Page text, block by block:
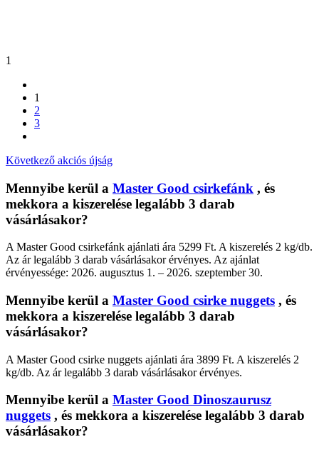
1
1
2
3
Következő akciós újság
Mennyibe kerül a Master Good csirkefánk , és
mekkora a kiszerelése legalább 3 darab
vásárlásakor?
A Master Good csirkefánk ajánlati ára 5299 Ft. A kiszerelés 2 kg/db.
Az ár legalább 3 darab vásárlásakor érvényes. Az ajánlat
érvényessége: 2026. augusztus 1. – 2026. szeptember 30.
Mennyibe kerül a Master Good csirke nuggets , és
mekkora a kiszerelése legalább 3 darab
vásárlásakor?
A Master Good csirke nuggets ajánlati ára 3899 Ft. A kiszerelés 2
kg/db. Az ár legalább 3 darab vásárlásakor érvényes.
Mennyibe kerül a Master Good Dinoszaurusz
nuggets , és mekkora a kiszerelése legalább 3 darab
vásárlásakor?